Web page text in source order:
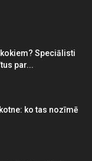
Speciālisti
par...
ko tas nozīmē